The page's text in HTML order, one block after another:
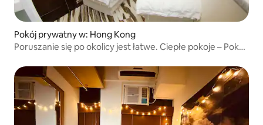
Pokój prywatny w: Hong Kong
Poruszanie się po okolicy jest łatwe. Ciepłe pokoje – Pokój